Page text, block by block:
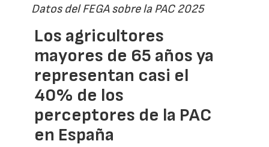
Datos del FEGA sobre la PAC 2025
Los agricultores
mayores de 65 años ya
representan casi el
40% de los
perceptores de la PAC
en España